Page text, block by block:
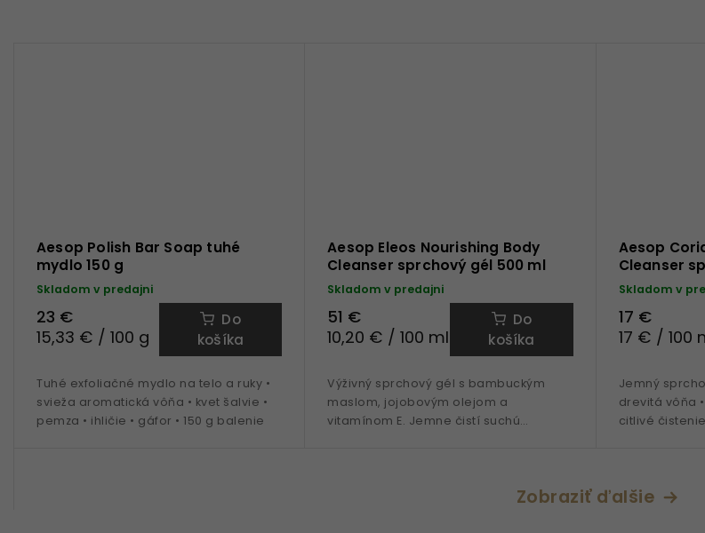
Aesop Polish Bar Soap tuhé
mydlo 150 g
Skladom v predajni
23 €
15,33 € / 100 g
Do
košíka
Tuhé exfoliačné mydlo na telo a ruky •
svieža aromatická vôňa • kvet šalvie •
pemza • ihličie • gáfor • 150 g balenie
Aesop Eleos Nourishing Body
Cleanser sprchový gél 500 ml
Skladom v predajni
51 €
10,20 € / 100 ml
Do
košíka
Výživný sprchový gél s bambuckým
maslom, jojobovým olejom a
vitamínom E. Jemne čistí suchú
Aesop
Cleanser
Skladom v
17 €
17 € / 100
Jemný
drevitá vôňa
citlivé
Zobraziť ďalšie